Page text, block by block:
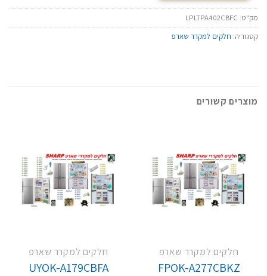
מק"ט: LPLTPA402CBFC
קטגוריה: חלקים למקרר שארפ
מוצרים קשורים
חלקים למקרר שארפ
FPOK-A277CBKZ
חלקים למקרר שארפ
UYOK-A179CBFA